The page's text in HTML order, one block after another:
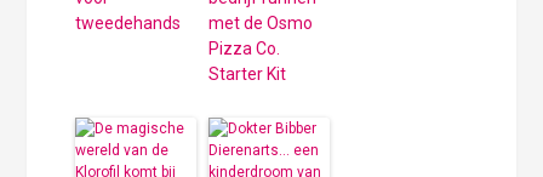
tweedehands
met de Osmo
Pizza Co.
Starter Kit